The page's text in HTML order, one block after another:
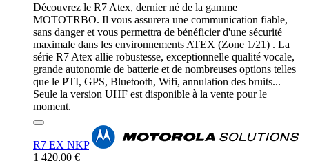
Découvrez le R7 Atex, dernier né de la gamme
MOTOTRBO. Il vous assurera une communication fiable,
sans danger et vous permettra de bénéficier d'une sécurité
maximale dans les environnements ATEX (Zone 1/21) . La
série R7 Atex allie robustesse, exceptionnelle qualité vocale,
grande autonomie de batterie et de nombreuses options telles
que le PTI, GPS, Bluetooth, Wifi, annulation des bruits...
Seule la version UHF est disponible à la vente pour le
moment.
R7 EX NKP
1 420,00 €